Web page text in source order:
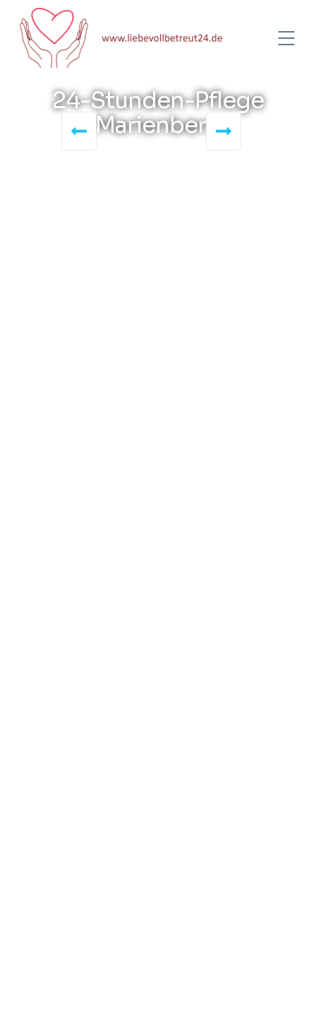
24-Stunden-Pflege
Marienberg